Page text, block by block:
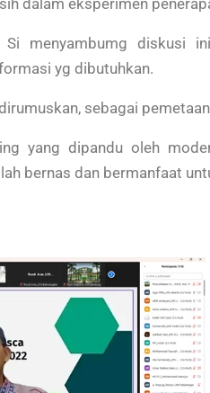
dalam eksperimen
menyambumg diskusi
yg dibutuhkan.
sebagai
yang dipandu oleh
bernas dan bermanfaat